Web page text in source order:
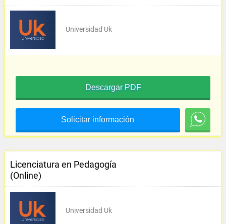
Universidad Uk
Descargar PDF
Solicitar información
Licenciatura en Pedagogía
(Online)
Universidad Uk